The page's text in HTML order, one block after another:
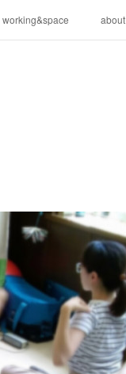
working&space about